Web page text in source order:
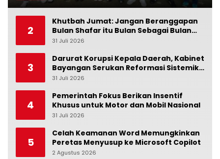
2
Khutbah Jumat: Jangan Beranggapan
Bulan Shafar itu Bulan Sebagai Bulan
Kesialan
31 Juli 2026
3
Darurat Korupsi Kepala Daerah, Kabinet
Bayangan Serukan Reformasi Sistemik:
Penindakan Saja Tidak Cukup!
31 Juli 2026
4
Pemerintah Fokus Berikan Insentif
Khusus untuk Motor dan Mobil Nasional
31 Juli 2026
5
Celah Keamanan Word Memungkinkan
Peretas Menyusup ke Microsoft Copilot
2 Agustus 2026